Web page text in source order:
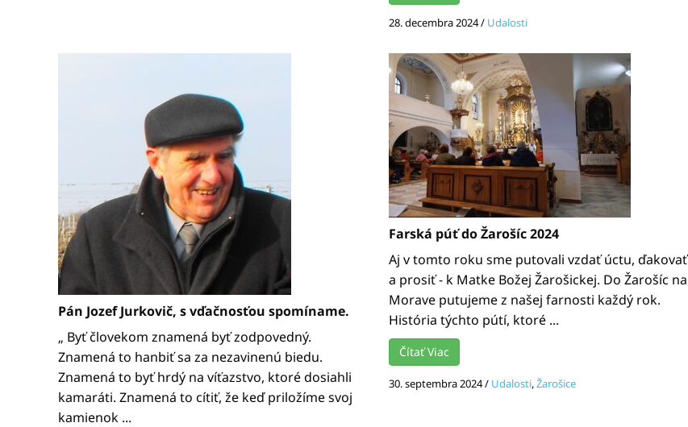
28. decembra 2024/ Udalosti
Pán Jozef Jurkovič, s vďačnosťou spomíname.
„ Byť človekom znamená byť zodpovedný.
Znamená to hanbiť sa za nezavinenú biedu.
Znamená to byť hrdý na víťazstvo, ktoré dosiahli
kamaráti. Znamená to cítiť, že keď priložíme svoj
kamienok ...
Farská púť do Žarošíc 2024
Aj v tomto roku sme putovali vzdať úctu, ďakovať
a prosiť - k Matke Božej Žarošickej. Do Žarošíc na
Morave putujeme z našej farnosti každý rok.
História týchto pútí, ktoré ...
Čítať Viac
30. septembra 2024/ Udalosti,Žarošice